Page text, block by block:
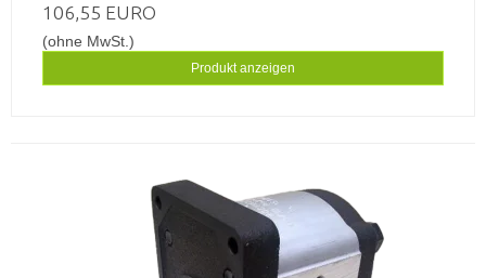
106,55 EURO
(ohne MwSt.)
Produkt anzeigen